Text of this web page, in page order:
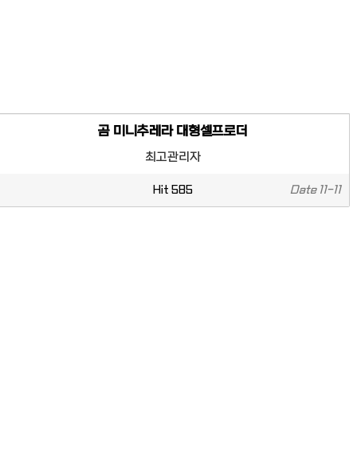
곰 미니추레라 대형셀프로더
최고관리자
Hit 585 Date11-11